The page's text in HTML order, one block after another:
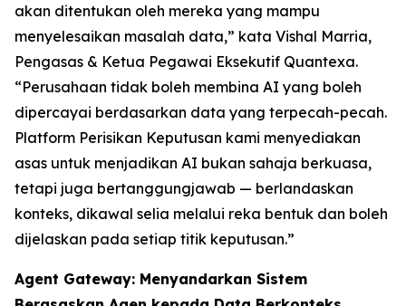
akan ditentukan oleh mereka yang mampu
menyelesaikan masalah data,” kata Vishal Marria,
Pengasas & Ketua Pegawai Eksekutif Quantexa.
“Perusahaan tidak boleh membina AI yang boleh
dipercayai berdasarkan data yang terpecah-pecah.
Platform Perisikan Keputusan kami menyediakan
asas untuk menjadikan AI bukan sahaja berkuasa,
tetapi juga bertanggungjawab — berlandaskan
konteks, dikawal selia melalui reka bentuk dan boleh
dijelaskan pada setiap titik keputusan.”
Agent Gateway: Menyandarkan Sistem